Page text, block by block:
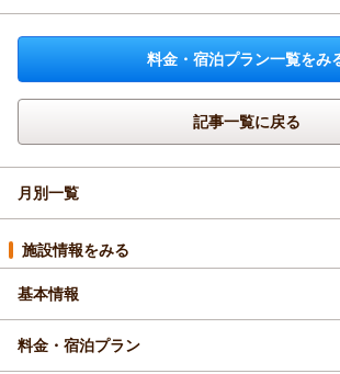
料金・宿泊プラン一覧をみ
記事一覧に戻る
月別一覧
2026年6月(1)
2026年5月(1)
施設情報をみる
基本情報
料金・宿泊プラン